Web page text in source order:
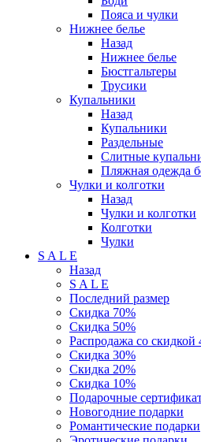
Пояса и чулки
Нижнее белье
Назад
Нижнее белье
Бюстгальтеры
Трусики
Купальники
Назад
Купальники
Раздельные
Слитные
Пляжная одежда
Чулки и колготки
Назад
Чулки и колготки
Колготки
Чулки
S A L E
Назад
S A L E
Последний размер
Скидка 70%
Скидка 50%
Распродажа со скидкой
Скидка 30%
Скидка 20%
Скидка 10%
Подарочные
Новогодние подарки
Романтические подарки